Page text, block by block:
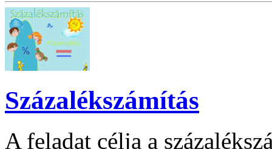
Százalékszámítás
A feladat célja a